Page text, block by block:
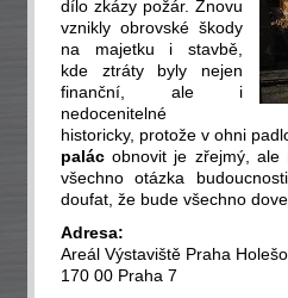
dílo zkázy požár. Znovu
vznikly obrovské škody
na majetku i stavbě,
kde ztráty byly nejen
finanční, ale i
nedocenitelné
historicky, protože v ohni
palác obnovit je zřejmý, ale
všechno otázka
doufat, že bude všechno
Adresa:
Areál Výstaviště Praha
170 00 Praha 7